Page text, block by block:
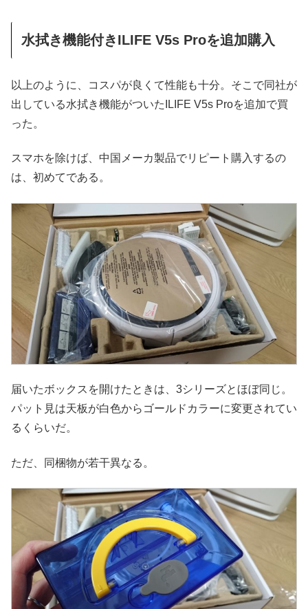
水拭き機能付きILIFE V5s Proを追加購入
以上のように、コスパが良くて性能も十分。そこで同社が
出している水拭き機能がついたILIFE V5s Proを追加で買
った。
スマホを除けば、中国メーカ製品でリピート購入するの
は、初めてである。
届いたボックスを開けたときは、3シリーズとほぼ同じ。
パット見は天板が白色からゴールドカラーに変更されてい
るくらいだ。
ただ、同梱物が若干異なる。